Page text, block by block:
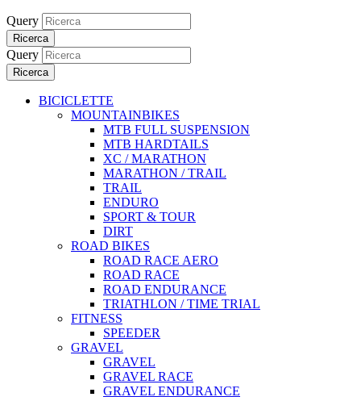
Query
Ricerca
Query
Ricerca
BICICLETTE
MOUNTAINBIKES
MTB FULL SUSPENSION
MTB HARDTAILS
XC / MARATHON
MARATHON / TRAIL
TRAIL
ENDURO
SPORT & TOUR
DIRT
ROAD BIKES
ROAD RACE AERO
ROAD RACE
ROAD ENDURANCE
TRIATHLON / TIME TRIAL
FITNESS
SPEEDER
GRAVEL
GRAVEL
GRAVEL RACE
GRAVEL ENDURANCE